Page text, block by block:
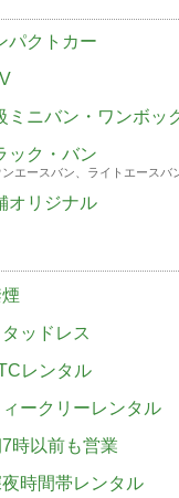
パクトカー
ミニバン・ワンボッ
ック・バン
エースバン、ライトエースバ
オリジナル
ッドレス
レンタル
ークリーレンタル
時以前も営業
時間帯レンタル